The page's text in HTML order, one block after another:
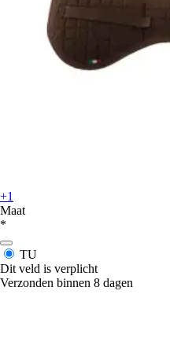
+1
Maat
*
TU
Dit veld is verplicht
Verzonden binnen 8 dagen